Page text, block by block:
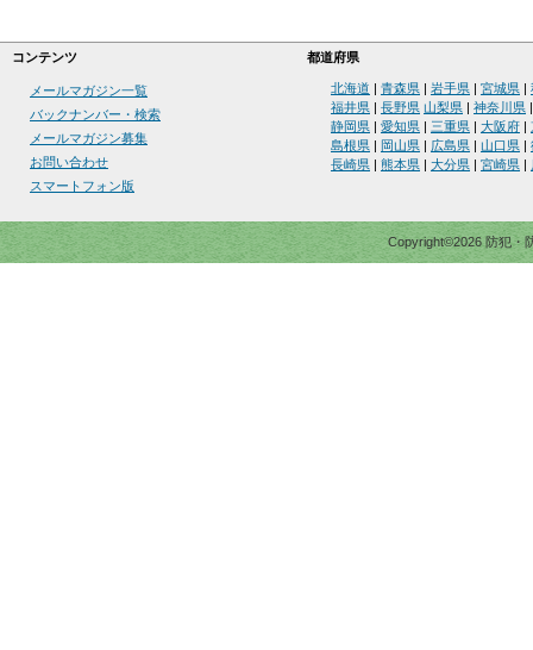
コンテンツ 都道府県
メールマガジン一覧
バックナンバー・検索
メールマガジン募集
お問い合わせ
スマートフォン版
北海道 青森県 岩手県 宮城県
福井県
長野県 山梨県 神奈川県
静岡県
愛知県 三重県 大阪府
島根県
岡山県 広島県 山口県
長崎県
熊本県 大分県 宮崎県
Copyright©2026 防犯・